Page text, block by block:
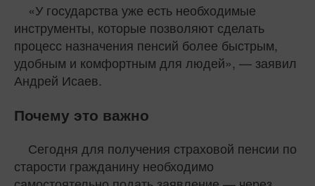
«У государства уже есть необходимые
инструменты, которые позволяют сделать
процесс назначения пенсий более быстрым,
удобным и комфортным для людей», — заявил
Андрей Исаев.
Почему это важно
Сегодня для получения страховой пенсии по
старости гражданину необходимо